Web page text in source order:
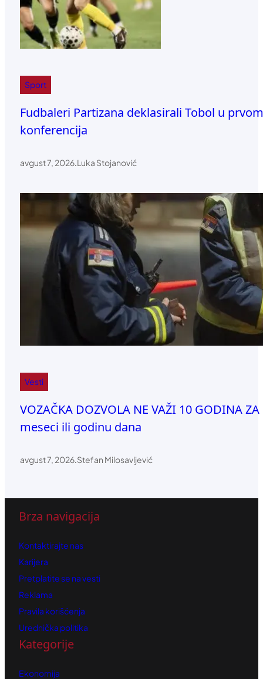
Sport
Fudbaleri Partizana deklasirali Tobol u
konferencija
avgust 7, 2026.Luka Stojanović
Vesti
VOZAČKA DOZVOLA NE VAŽI 10 GODINA
meseci ili godinu dana
avgust 7, 2026.Stefan Milosavljević
Brza navigacija
Kontaktirajte nas
Karijera
Pretplatite se na vesti
Reklama
Pravila korišćenja
Urednička politika
Kategorije
Ekonomija